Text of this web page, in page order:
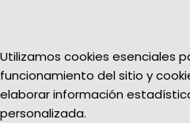
Utilizamos cookies esenciales
funcionamiento del sitio y
elaborar información
personalizada.